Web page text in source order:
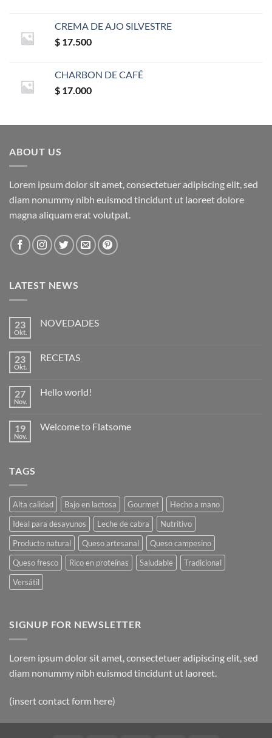
CREMA DE AJO SILVESTRE
$ 17.500
CHARBON DE CAFÉ
$ 17.000
ABOUT US
Lorem ipsum dolor sit amet, consectetuer adipiscing elit, sed
diam nonummy nibh euismod tincidunt ut laoreet dolore
magna aliquam erat volutpat.
LATEST NEWS
23
Okt.
NOVEDADES
NOVEDADES
23
Okt.
RECETAS
RECETAS
27
Nov.
Hello world!
Hello
19
Nov.
Welcome to Flatsome
TAGS
Alta calidad Bajo en lactosa Gourmet
Hecho a mano
Ideal para desayunos
Leche de cabra
Nutritivo
Producto natural
Queso artesanal
Queso campesino
Queso fresco
Rico en proteínas Saludable
Tradicional
Versátil
SIGNUP FOR NEWSLETTER
Lorem ipsum dolor sit amet, consectetuer adipiscing elit, sed
diam nonummy nibh euismod tincidunt ut laoreet.
(insert contact form here)